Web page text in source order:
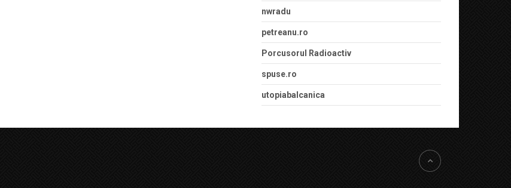
nwradu
petreanu.ro
Porcusorul Radioactiv
spuse.ro
utopiabalcanica